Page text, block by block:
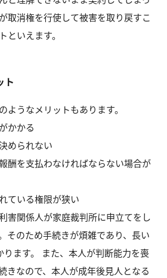
取消権を行使して被害を取り戻すこ
といえます。
ト
ようなメリットもあります。
かかる
められない
酬を支払わなければならない場合が
ている権限が狭い
害関係人が家庭裁判所に申立てをし
そのため手続きが煩雑であり、長い
ります。 また、本人が判断能力を喪
きなので、本人が成年後見人となる